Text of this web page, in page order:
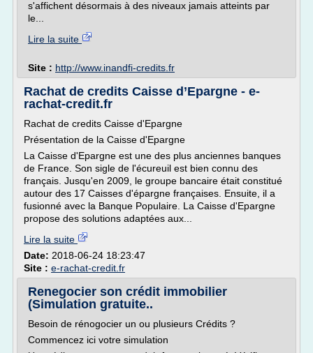
s'affichent désormais à des niveaux jamais atteints par
le...
Lire la suite
Site : http://www.inandfi-credits.fr
Rachat de credits Caisse d’Epargne - e-
rachat-credit.fr
Rachat de credits Caisse d'Epargne
Présentation de la Caisse d'Epargne
La Caisse d'Epargne est une des plus anciennes banques
de France. Son sigle de l'écureuil est bien connu des
français. Jusqu'en 2009, le groupe bancaire était constitué
autour des 17 Caisses d'épargne françaises. Ensuite, il a
fusionné avec la Banque Populaire. La Caisse d'Epargne
propose des solutions adaptées aux...
Lire la suite
Date: 2018-06-24 18:23:47
Site : e-rachat-credit.fr
Renegocier son crédit immobilier
(Simulation gratuite..
Besoin de rénogocier un ou plusieurs Crédits ?
Commencez ici votre simulation